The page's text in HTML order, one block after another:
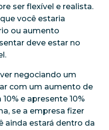
ser flexível e realista.
você estaria
ou aumento
deve estar no
negociando um
com um aumento de
e apresente 10%
se a empresa fizer
ainda estará dentro da